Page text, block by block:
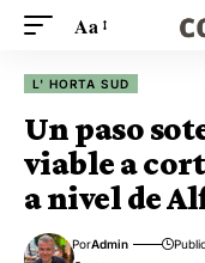
Aa
L' HORTA SUD
Un paso
viable a
a nivel de
PorAdmin